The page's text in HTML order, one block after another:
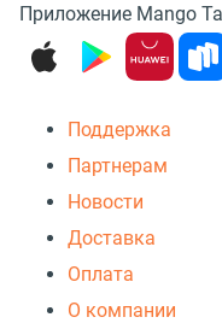
Приложение Mango
Поддержка
Партнерам
Новости
Доставка
Оплата
О компании